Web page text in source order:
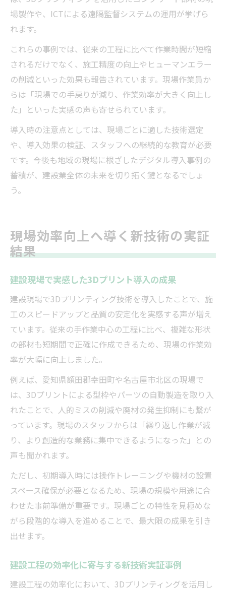
場製作や、ICTによる遠隔監督システムの運用が挙げら
れます。
これらの事例では、従来の工程に比べて作業時間が短縮
されるだけでなく、施工精度の向上やヒューマンエラー
の削減といった効果も報告されています。現場作業員か
らは「現場での手戻りが減り、作業効率が大きく向上し
た」といった実感の声も寄せられています。
導入時の注意点としては、現場ごとに適した技術選定
や、導入効果の検証、スタッフへの継続的な教育が必要
です。今後も地域の現場に根ざしたデジタル導入事例の
蓄積が、建設業全体の未来を切り拓く鍵となるでしょ
う。
現場効率向上へ導く新技術の実証
結果
建設現場で実感した3Dプリント導入の成果
建設現場で3Dプリンティング技術を導入したことで、施
工のスピードアップと品質の安定化を実感する声が増え
ています。従来の手作業中心の工程に比べ、複雑な形状
の部材も短期間で正確に作成できるため、現場の作業効
率が大幅に向上しました。
例えば、愛知県額田郡幸田町や名古屋市北区の現場で
は、3Dプリントによる型枠やパーツの自動製造を取り入
れたことで、人的ミスの削減や廃材の発生抑制にも繋が
っています。現場のスタッフからは「繰り返し作業が減
り、より創造的な業務に集中できるようになった」との
声も聞かれます。
ただし、初期導入時には操作トレーニングや機材の設置
スペース確保が必要となるため、現場の規模や用途に合
わせた事前準備が重要です。現場ごとの特性を見極めな
がら段階的な導入を進めることで、最大限の成果を引き
出せます。
建設工程の効率化に寄与する新技術実証事例
建設工程の効率化において、3Dプリンティングを活用し